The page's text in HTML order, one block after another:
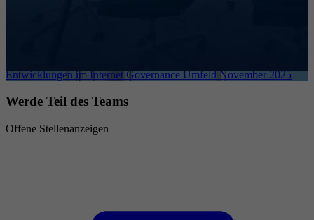
Entwicklungen im Internet Governance Umfeld November 2025
Werde Teil des Teams
Offene Stellenanzeigen